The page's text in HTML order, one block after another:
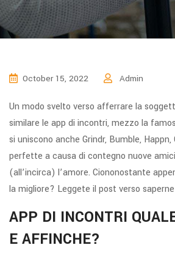
October 15, 2022 Admin
Un modo svelto verso afferrare la
similare le app di incontri, mezzo la
si uniscono anche Grindr, Bumble,
perfette a causa di contegno nuove
(all’incirca) l’amore. Ciononostante
la migliore? Leggete il post verso
APP DI INCONTRI
E AFFINCHE?